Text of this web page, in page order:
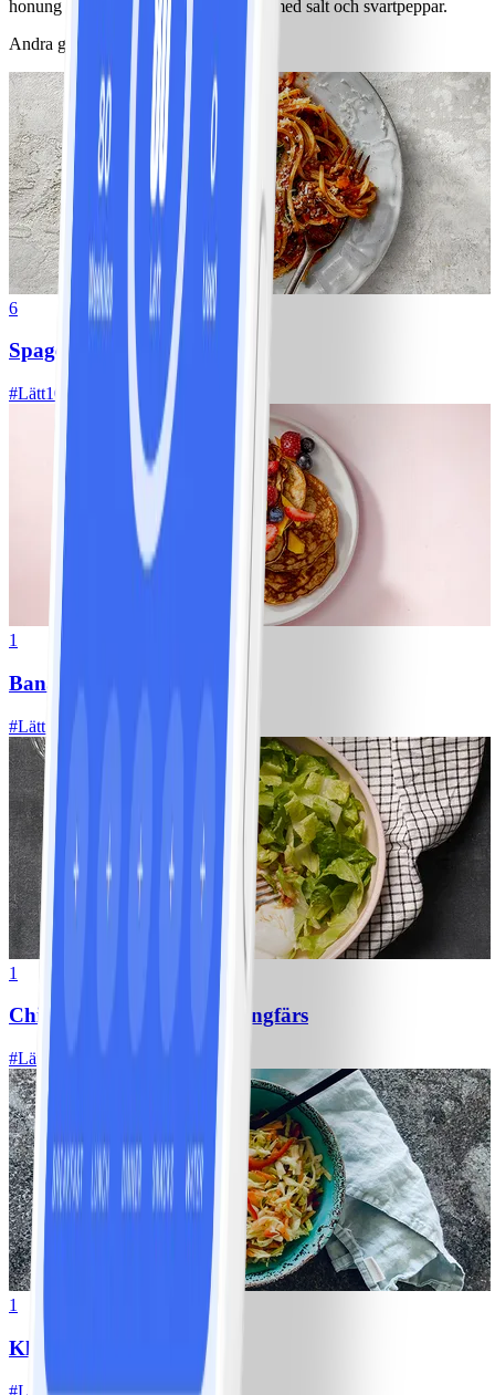
honung och balsamvinäger. Smaksätt med salt och svartpeppar.
Andra gillade också
6
Spagetti med köttfärssås
#Lätt10 MIN
1
Bananpannkakor
#Lätt
1
Chili con carne med kycklingfärs
#Lätt
1
Klassisk vitkålssallad
#Lätt 20 MIN